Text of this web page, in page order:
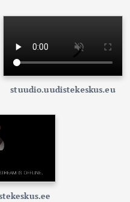
stuudio.uudistekeskus.eu